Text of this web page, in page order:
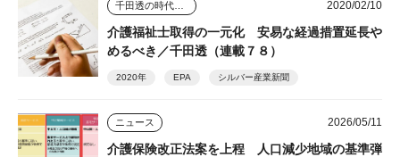
2020/02/10
介護福祉士取得の一元化 安易な経過措置延長や
めるべき／千田透（連載７８）
2020年 EPA シルバー産業新聞
ニュース 2026/05/11
介護保険改正法案を上程 人口減少地域の基準弾